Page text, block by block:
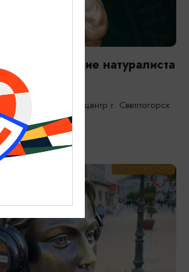
Путешествие натуралиста
выставочный центр г. Светлогорск